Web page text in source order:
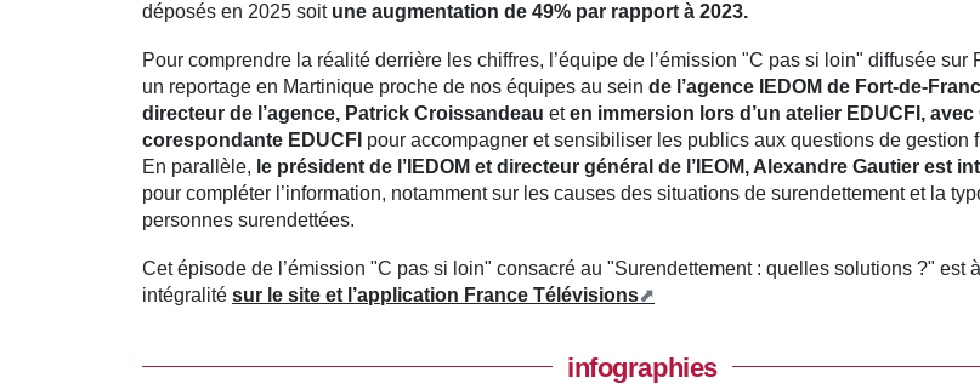
déposés en 2025 soitune augmentation de 49% par rapport à 2023.
Pour comprendre la réalité derrière les chiffres, l’équipe de l’émission "C pas si loin" diffusée sur
un reportage en Martinique proche de nos équipes au sein de l’agence IEDOM de Fort-de-
directeur de l’agence, Patrick Croissandeau eten immersion lors d’un atelier EDUCFI, avec
corespondante EDUCFI pour accompagner et sensibiliser les publics aux questions de gestion
En parallèle, le président de l’IEDOM et directeur général de l’IEOM, Alexandre Gautier est
pour compléter l’information, notamment sur les causes des situations de surendettement et la
personnes surendettées.
Cet épisode de l’émission "C pas si loin" consacré au "Surendettement : quelles solutions ?" est
intégralité sur le site et l’application France Télévisions
infographies